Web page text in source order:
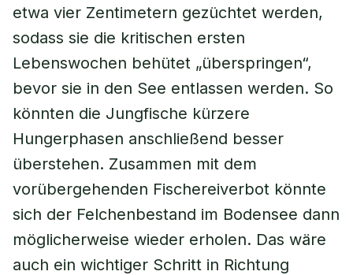
etwa vier Zentimetern gezüchtet werden,
sodass sie die kritischen ersten
Lebenswochen behütet „überspringen“,
bevor sie in den See entlassen werden. So
könnten die Jungfische kürzere
Hungerphasen anschließend besser
überstehen. Zusammen mit dem
vorübergehenden Fischereiverbot könnte
sich der Felchenbestand im Bodensee dann
möglicherweise wieder erholen. Das wäre
auch ein wichtiger Schritt in Richtung